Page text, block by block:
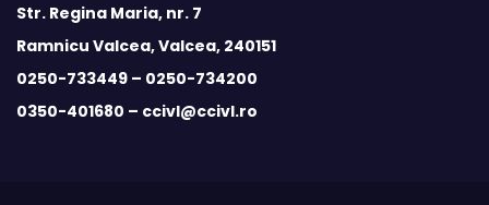
Str. Regina Maria, nr. 7
Ramnicu Valcea, Valcea, 240151
0250-733449 – 0250-734200
0350-401680 – ccivl@ccivl.ro